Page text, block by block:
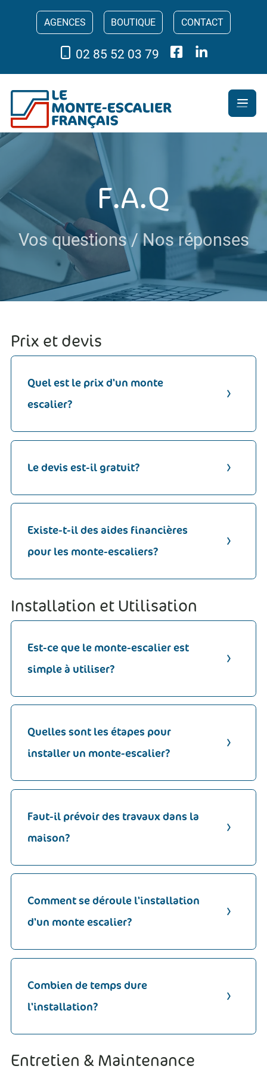
AGENCES BOUTIQUE CONTACT
02 85 52 03 79
F.A.Q
Vos questions / Nos réponses
Prix et devis
Quel est le prix d'un monte
escalier?
Le devis est-il gratuit?
Existe-t-il des aides financières
pour les monte-escaliers?
Installation et Utilisation
Est-ce que le monte-escalier est
simple à utiliser?
Quelles sont les étapes pour
installer un monte-escalier?
Faut-il prévoir des travaux dans la
maison?
Comment se déroule l'installation
d'un monte escalier?
Combien de temps dure
l'installation?
Entretien & Maintenance